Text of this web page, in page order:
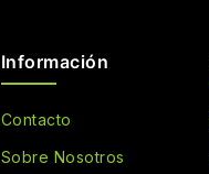
Información
Contacto
Sobre Nosotros